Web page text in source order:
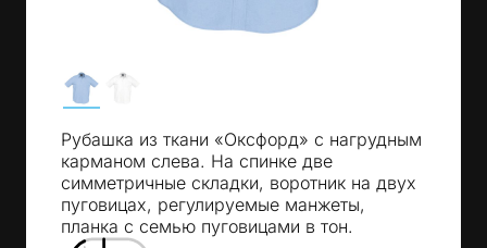
Рубашка из ткани «Оксфорд» с нагрудным
карманом слева. На спинке две
симметричные складки, воротник на двух
пуговицах, регулируемые манжеты,
планка с семью пуговицами в тон.